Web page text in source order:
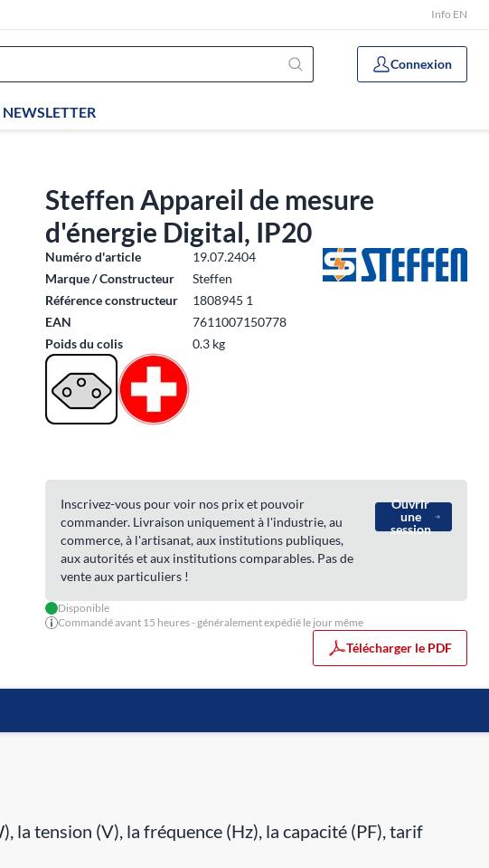
Info EN
Connexion
NEWSLETTER
Steffen Appareil de mesure
d'énergie Digital, IP20
Numéro d'article
19.07.2404
Marque / Constructeur
Steffen
Référence constructeur
1808945 1
EAN
7611007150778
Poids du colis
0.3 kg
Inscrivez-vous pour voir nos prix et pouvoir
commander. Livraison uniquement à l'industrie, au
commerce, à l'artisanat, aux institutions publiques,
aux autorités et aux institutions comparables. Pas de
vente aux particuliers !
Ouvrir
une
session
Disponible
Commandé avant 15 heures - généralement expédié le jour même
Télécharger le PDF
la tension (V), la fréquence (Hz), la capacité (PF), tarif